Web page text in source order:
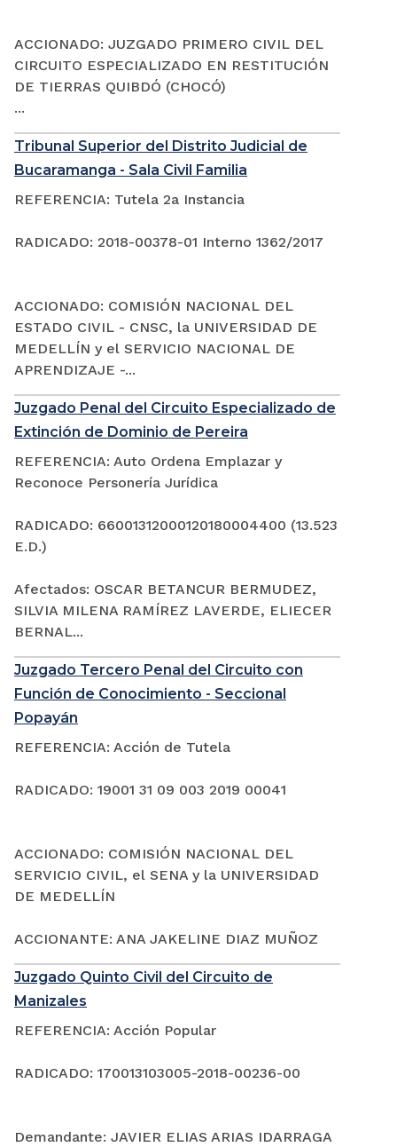
ACCIONADO: JUZGADO PRIMERO CIVIL DEL
CIRCUITO ESPECIALIZADO EN RESTITUCIÓN
DE TIERRAS QUIBDÓ (CHOCÓ)
...
Tribunal Superior del Distrito Judicial de
Bucaramanga - Sala Civil Familia
REFERENCIA: Tutela 2a Instancia
RADICADO: 2018-00378-01 Interno 1362/2017
ACCIONADO: COMISIÓN NACIONAL DEL
ESTADO CIVIL - CNSC, la UNIVERSIDAD DE
MEDELLÍN y el SERVICIO NACIONAL DE
APRENDIZAJE -...
Juzgado Penal del Circuito Especializado de
Extinción de Dominio de Pereira
REFERENCIA: Auto Ordena Emplazar y
Reconoce Personería Jurídica
RADICADO: 66001312000120180004400 (13.523
E.D.)
Afectados: OSCAR BETANCUR BERMUDEZ,
SILVIA MILENA RAMÍREZ LAVERDE, ELIECER
BERNAL...
Juzgado Tercero Penal del Circuito con
Función de Conocimiento - Seccional
Popayán
REFERENCIA: Acción de Tutela
RADICADO: 19001 31 09 003 2019 00041
ACCIONADO: COMISIÓN NACIONAL DEL
SERVICIO CIVIL, el SENA y la UNIVERSIDAD
DE MEDELLÍN
ACCIONANTE: ANA JAKELINE DIAZ MUÑOZ
Juzgado Quinto Civil del Circuito de
Manizales
REFERENCIA: Acción Popular
RADICADO: 170013103005-2018-00236-00
Demandante: JAVIER ELIAS ARIAS IDARRAGA